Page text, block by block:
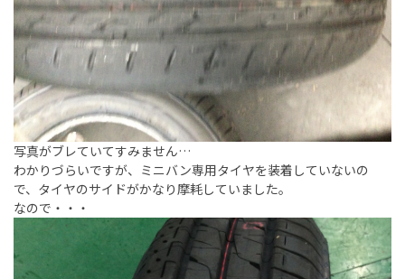
写真がブレていてすみません…
わかりづらいですが、ミニバン専用タイヤを装着していないの
で、タイヤのサイドがかなり摩耗していました。
なので・・・